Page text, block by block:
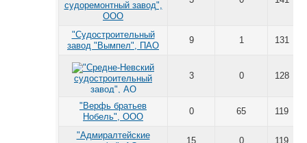
судоремонтный завод",
ООО
"Судостроительный
завод "Вымпел", ПАО
9 1 131
3 0 128
"Верфь братьев
Нобель", ООО
0 65 119
"Адмиралтейские
15 0 119